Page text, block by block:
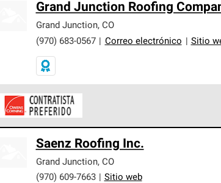
Grand Junction Roofing
Grand Junction, CO
(970) 683-0567
Correo electrónico Sitio
cumplen con altos estándares y requisitos
Saenz Roofing Inc.
Grand Junction, CO
(970) 609-7663
Sitio web